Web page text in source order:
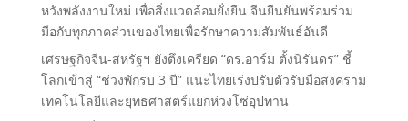
หวังพลังงานใหม่ เพื่อสิ่งแวดล้อมยั่งยืน จีนยืนยันพร้อมร่วม
มือกับทุกภาคส่วนของไทยเพื่อรักษาความสัมพันธ์อันดี
เศรษฐกิจจีน-สหรัฐฯ ยังตึงเครียด “ดร.อาร์ม ตั้งนิรันดร” ชี้
โลกเข้าสู่ “ช่วงพักรบ 3 ปี” แนะไทยเร่งปรับตัวรับมือสงคราม
เทคโนโลยีและยุทธศาสตร์แยกห่วงโซ่อุปทาน